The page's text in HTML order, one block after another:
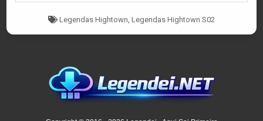
Tagged
Legendas Hightown Legendas Hightown S02